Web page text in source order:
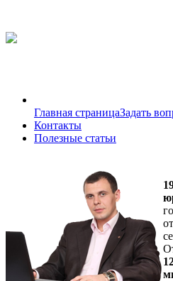
Главная страницаЗадать
Контакты
Полезные статьи